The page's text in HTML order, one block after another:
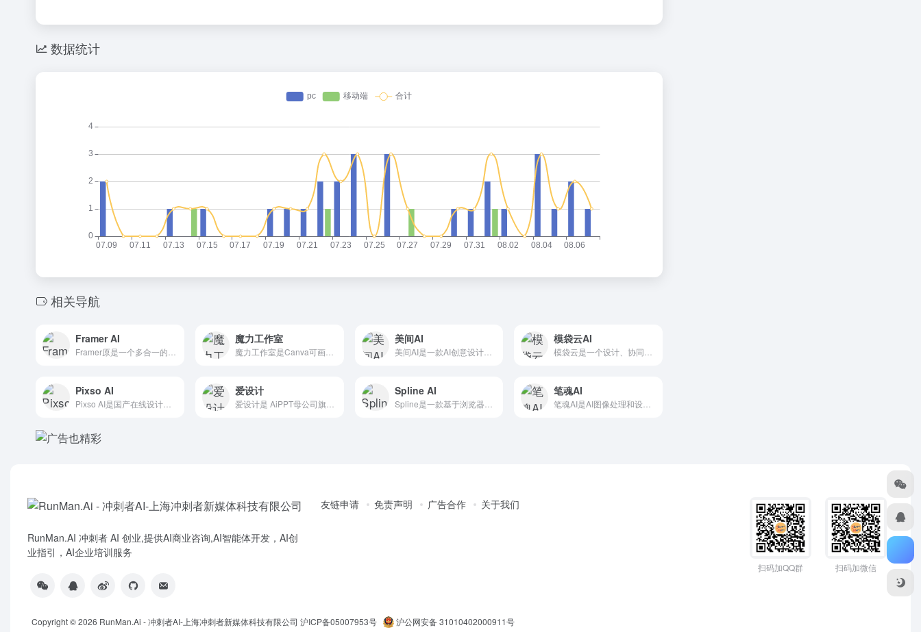
数据统计
相关导航
Framer AI 魔力工作室
魔力工作室是Canva可画推出的一站式AI创作套件，魔力工作...
美间AI
美间AI是一款AI创意设计平台，专为电商设计师打造，提供了一...
模袋云AI
Pixso AI 爱设计
爱设计是 AiPPT母公司旗下的 AI在线设计平台，提供多端...
Spline AI 笔魂AI
RunMan.AI 冲刺者 AI 创业,提供AI商业咨询,AI智能体开发，AI创
业指引，AI企业培训服务
友链申请 免责声明 广告合作 关于我们
扫码加QQ群 扫码加微信
Copyright © 2026 RunMan.Ai - 冲刺者AI-上海冲刺者新媒体科技有限公司 沪ICP备05007953号 沪公网安备 31010402000911号